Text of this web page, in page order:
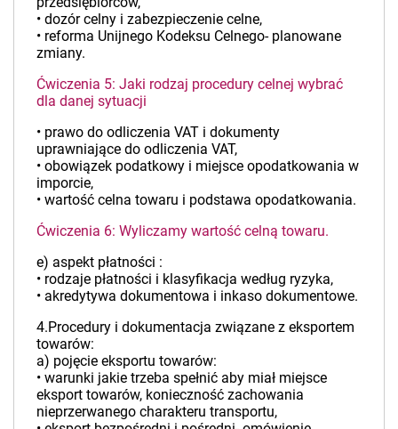
• dozór celny i zabezpieczenie celne,
• reforma Unijnego Kodeksu Celnego- planowane
zmiany.
Ćwiczenia 5: Jaki rodzaj procedury celnej wybrać
dla danej sytuacji
• prawo do odliczenia VAT i dokumenty
uprawniające do odliczenia VAT,
• obowiązek podatkowy i miejsce opodatkowania w
imporcie,
• wartość celna towaru i podstawa opodatkowania.
Ćwiczenia 6: Wyliczamy wartość celną towaru.
e) aspekt płatności :
• rodzaje płatności i klasyfikacja według ryzyka,
• akredytywa dokumentowa i inkaso dokumentowe.
4.Procedury i dokumentacja związane z eksportem
towarów:
a) pojęcie eksportu towarów:
• warunki jakie trzeba spełnić aby miał miejsce
eksport towarów, konieczność zachowania
nieprzerwanego charakteru transportu,